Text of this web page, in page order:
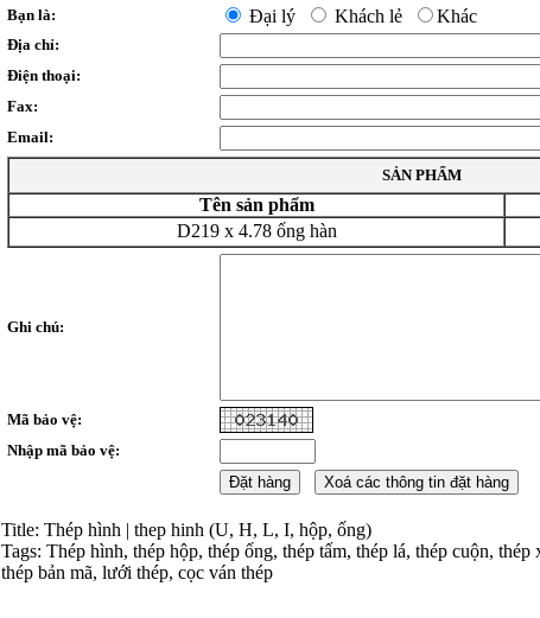
Bạn là:
Đại lý Khách lẻ Khác
Địa chỉ:
Điện thoại:
Fax:
Email:
SẢN PHẨM
Tên sản phẩm
D219 x 4.78 ống hàn
Ghi chú:
Mã bảo vệ:
Nhập mã bảo vệ:
Title: Thép hình | thep hinh (U, H, L, I, hộp, ống)
Tags: Thép hình, thép hộp, thép ống, thép tấm, thép lá, thép cuộn,
thép bản mã, lưới thép, cọc ván thép